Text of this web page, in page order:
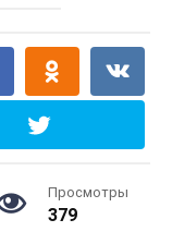
Просмотры
379